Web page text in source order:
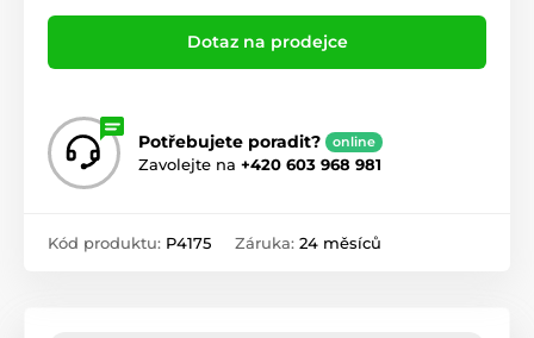
Dotaz na prodejce
Potřebujete poradit? online
Zavolejte na +420 603 968 981
Kód produktu: P4175 Záruka: 24 měsíců